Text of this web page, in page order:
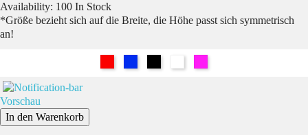
Availability: 100 In Stock
*Größe bezieht sich auf die Breite, die Höhe passt sich symmetrisch
an!
Vorschau
In den Warenkorb